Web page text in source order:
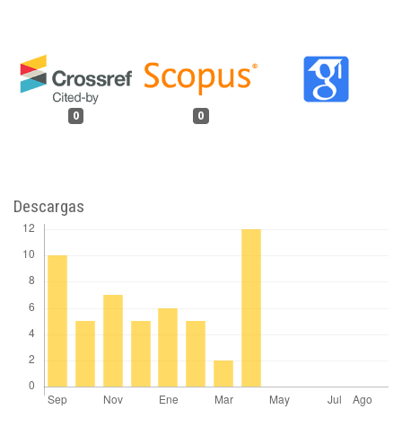
0 0
Descargas